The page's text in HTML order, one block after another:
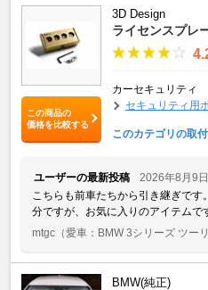
この商品の
価格を比較する
3D Design
ライセンスプレ
カーセキュリティ
セキュリティ用
このカテゴリの取
ユーザーの最新投稿
2026年8月9日
こちらも前車たちから引き継ぎで
分ですが、お気に入りのアイテムで
mtgc （愛車：BMW 3シリーズ ツー
BMW(純正)